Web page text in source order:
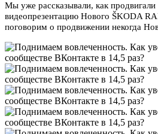
Мы уже рассказывали, как
видеопрезентацию Нового ŠKODA
поговорим о продвижении некогда